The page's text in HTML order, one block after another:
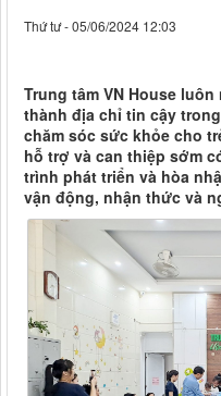
Thứ tư - 05/06/2024 12:03
Trung tâm VN House
thành địa chỉ tin cậy
chăm sóc sức khỏe cho
hỗ trợ và can thiệp sớm
trình phát triển và hòa
vận động, nhận thức và